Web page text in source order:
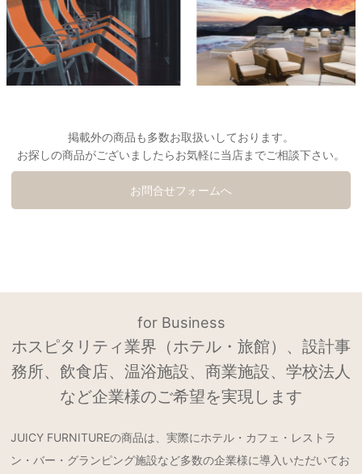
掲載外の商品も多数お取扱いしております。
お探しの商品がございましたらお気軽に当店までご相談下さい。
お問合せフォームへ
for Business
ホスピタリティ業界（ホテル・旅館）、設計事
務所、飲食店、温浴施設、商業施設、学校法人
など企業様のご希望を実現します
JUICY FURNITUREの商品は、実際にホテル・カフェ・レストラ
ン・バー・グランピング施設など多数の企業様に導入いただいてお